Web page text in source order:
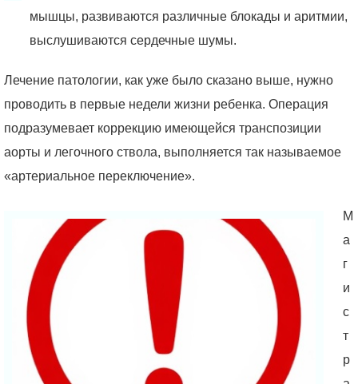
мышцы, развиваются различные блокады и аритмии,
выслушиваются сердечные шумы.
Лечение патологии, как уже было сказано выше, нужно
проводить в первые недели жизни ребенка. Операция
подразумевает коррекцию имеющейся транспозиции
аорты и легочного ствола, выполняется так называемое
«артериальное переключение».
М
а
г
и
с
т
р